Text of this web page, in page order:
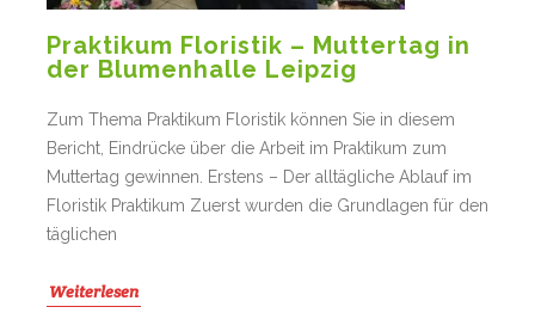
Praktikum Floristik – Muttertag in
der Blumenhalle Leipzig
Zum Thema Praktikum Floristik können Sie in diesem
Bericht, Eindrücke über die Arbeit im Praktikum zum
Muttertag gewinnen. Erstens – Der alltägliche Ablauf im
Floristik Praktikum Zuerst wurden die Grundlagen für den
täglichen
Weiterlesen